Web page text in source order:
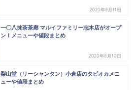
2020年8月11日
一〇八抹茶茶廊 マルイファミリー志木店がオープ
ン！メニューや値段まとめ
2020年8月10日
梨山堂（リーシャンタン）小倉店のタピオカメニ
ューや値段まとめ